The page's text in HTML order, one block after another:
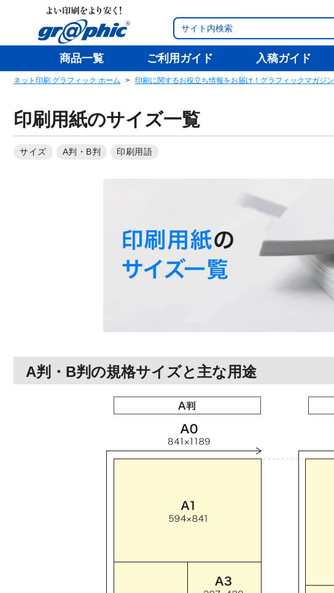
商品一覧 ご利用ガイド 入稿ガイド
ネット印刷 グラフィック ホーム 印刷に関するお役立ち情報をお届け！グラフィックマガジン
印刷用紙のサイズ一覧
サイズ A判・B判 印刷用語
A判・B判の規格サイズと主な用途